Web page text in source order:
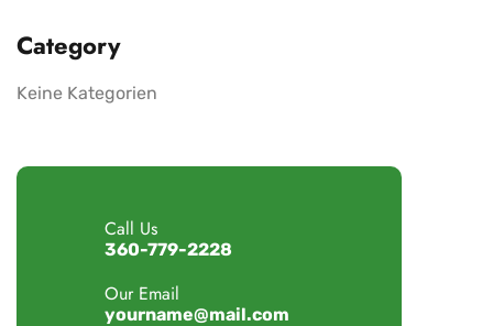
Category
Keine Kategorien
Call Us
360-779-2228
Our Email
yourname@mail.com